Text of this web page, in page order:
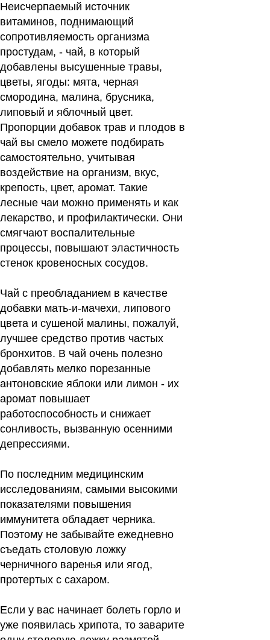
Неисчерпаемый источник
витаминов, поднимающий
сопротивляемость организма
простудам, - чай, в который
добавлены высушенные травы,
цветы, ягоды: мята, черная
смородина, малина, брусника,
липовый и яблочный цвет.
Пропорции добавок трав и плодов в
чай вы смело можете подбирать
самостоятельно, учитывая
воздействие на организм, вкус,
крепость, цвет, аромат. Такие
лесные чаи можно применять и как
лекарство, и профилактически. Они
смягчают воспалительные
процессы, повышают эластичность
стенок кровеносных сосудов.
Чай с преобладанием в качестве
добавки мать-и-мачехи, липового
цвета и сушеной малины, пожалуй,
лучшее средство против частых
бронхитов. В чай очень полезно
добавлять мелко порезанные
антоновские яблоки или лимон - их
аромат повышает
работоспособность и снижает
сонливость, вызванную осенними
депрессиями.
По последним медицинским
исследованиям, самыми высокими
показателями повышения
иммунитета обладает черника.
Поэтому не забывайте ежедневно
съедать столовую ложку
черничного варенья или ягод,
протертых с сахаром.
Если у вас начинает болеть горло и
уже появилась хрипота, то заварите